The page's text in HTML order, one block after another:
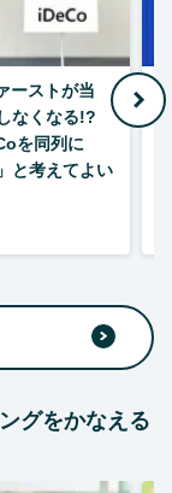
ーストが当
なくなる!?
を同列に
と考えてよい
グをかなえる